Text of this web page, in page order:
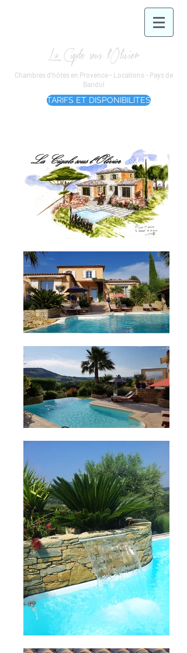
La Cigale sous l'Olivier
Chambres d'hôtes en Provence - Locations - Pays de
Bandol
TARIFS ET DISPONIBILITES